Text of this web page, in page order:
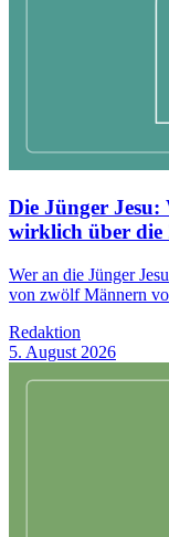
Die Jünger Jesu:
wirklich über die
Wer an die Jünger
von zwölf Männern
Redaktion
5. August 2026